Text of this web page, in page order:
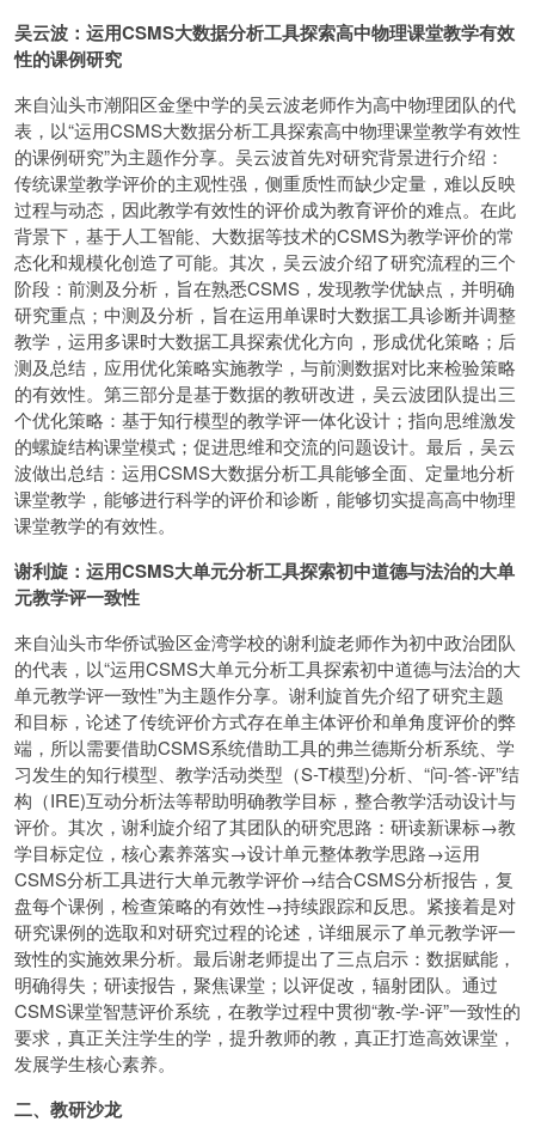
吴云波：运用CSMS大数据分析工具探索高中物理课堂教学有效
性的课例研究
来自汕头市潮阳区金堡中学的吴云波老师作为高中物理团队的代
表，以“运用CSMS大数据分析工具探索高中物理课堂教学有效性
的课例研究”为主题作分享。吴云波首先对研究背景进行介绍：
传统课堂教学评价的主观性强，侧重质性而缺少定量，难以反映
过程与动态，因此教学有效性的评价成为教育评价的难点。在此
背景下，基于人工智能、大数据等技术的CSMS为教学评价的常
态化和规模化创造了可能。其次，吴云波介绍了研究流程的三个
阶段：前测及分析，旨在熟悉CSMS，发现教学优缺点，并明确
研究重点；中测及分析，旨在运用单课时大数据工具诊断并调整
教学，运用多课时大数据工具探索优化方向，形成优化策略；后
测及总结，应用优化策略实施教学，与前测数据对比来检验策略
的有效性。第三部分是基于数据的教研改进，吴云波团队提出三
个优化策略：基于知行模型的教学评一体化设计；指向思维激发
的螺旋结构课堂模式；促进思维和交流的问题设计。最后，吴云
波做出总结：运用CSMS大数据分析工具能够全面、定量地分析
课堂教学，能够进行科学的评价和诊断，能够切实提高高中物理
课堂教学的有效性。
谢利旋：运用CSMS大单元分析工具探索初中道德与法治的大单
元教学评一致性
来自汕头市华侨试验区金湾学校的谢利旋老师作为初中政治团队
的代表，以“运用CSMS大单元分析工具探索初中道德与法治的大
单元教学评一致性”为主题作分享。谢利旋首先介绍了研究主题
和目标，论述了传统评价方式存在单主体评价和单角度评价的弊
端，所以需要借助CSMS系统借助工具的弗兰德斯分析系统、学
习发生的知行模型、教学活动类型（S-T模型)分析、“问-答-评”结
构（IRE)互动分析法等帮助明确教学目标，整合教学活动设计与
评价。其次，谢利旋介绍了其团队的研究思路：研读新课标→教
学目标定位，核心素养落实→设计单元整体教学思路→运用
CSMS分析工具进行大单元教学评价→结合CSMS分析报告，复
盘每个课例，检查策略的有效性→持续跟踪和反思。紧接着是对
研究课例的选取和对研究过程的论述，详细展示了单元教学评一
致性的实施效果分析。最后谢老师提出了三点启示：数据赋能，
明确得失；研读报告，聚焦课堂；以评促改，辐射团队。通过
CSMS课堂智慧评价系统，在教学过程中贯彻“教-学-评”一致性的
要求，真正关注学生的学，提升教师的教，真正打造高效课堂，
发展学生核心素养。
二、教研沙龙